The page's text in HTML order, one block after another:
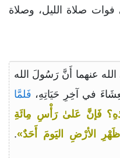
فوات صلاة الليل، وصلاة
الله عنهما أَنَّ رَسُولَ الله
في آخِرِ حَيَاتِهِ، فَلمَّا
فَإنَّ عَلىٰ رَأْسِ مِائَةِ
الأرْضِ اليَومَ أَحَدٌ».